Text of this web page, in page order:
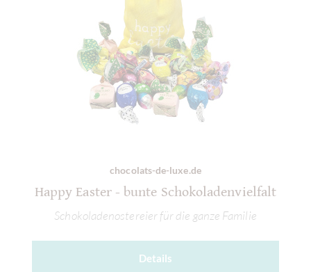
chocolats-de-luxe.de
Happy Easter - bunte Schokoladenvielfalt
Schokoladenostereier für die ganze Familie
Details